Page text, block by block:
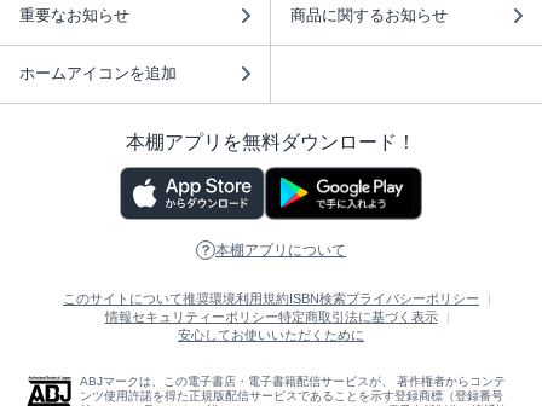
重要なお知らせ 商品に関するお知らせ
ホームアイコンを追加
本棚アプリを無料ダウンロード！
本棚アプリについて
このサイトについて推奨環境利用規約ISBN検索プライバシーポリシー
情報セキュリティーポリシー特定商取引法に基づく表示
安心してお使いいただくために
ABJマークは、この電子書店・電子書籍配信サービスが、 著作権者からコンテ
ンツ使用許諾を得た正規版配信サービスであることを示す登録商標（登録番号